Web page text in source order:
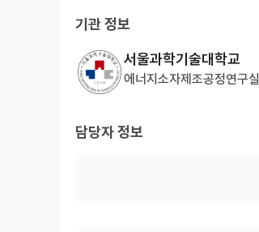
기관 정보
서울과학기술대학교
에너지소자제조공정연구실
담당자 정보